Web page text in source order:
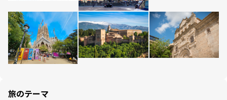
旅のテーマ